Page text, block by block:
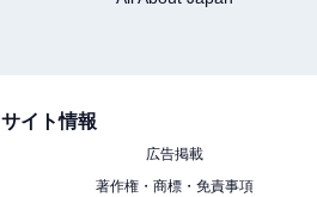
サイト情報
広告掲載
著作権・商標・免責事項